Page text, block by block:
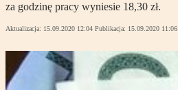
za godzinę pracy wyniesie 18,30 zł.
Aktualizacja: 15.09.2020 12:04 Publikacja: 15.09.2020 11:06